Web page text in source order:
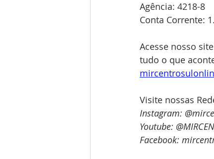
Agência: 4218-8
Conta Corrente:
Acesse nosso
tudo o que
Visite nossas
Instagram:
Youtube:
Facebook: